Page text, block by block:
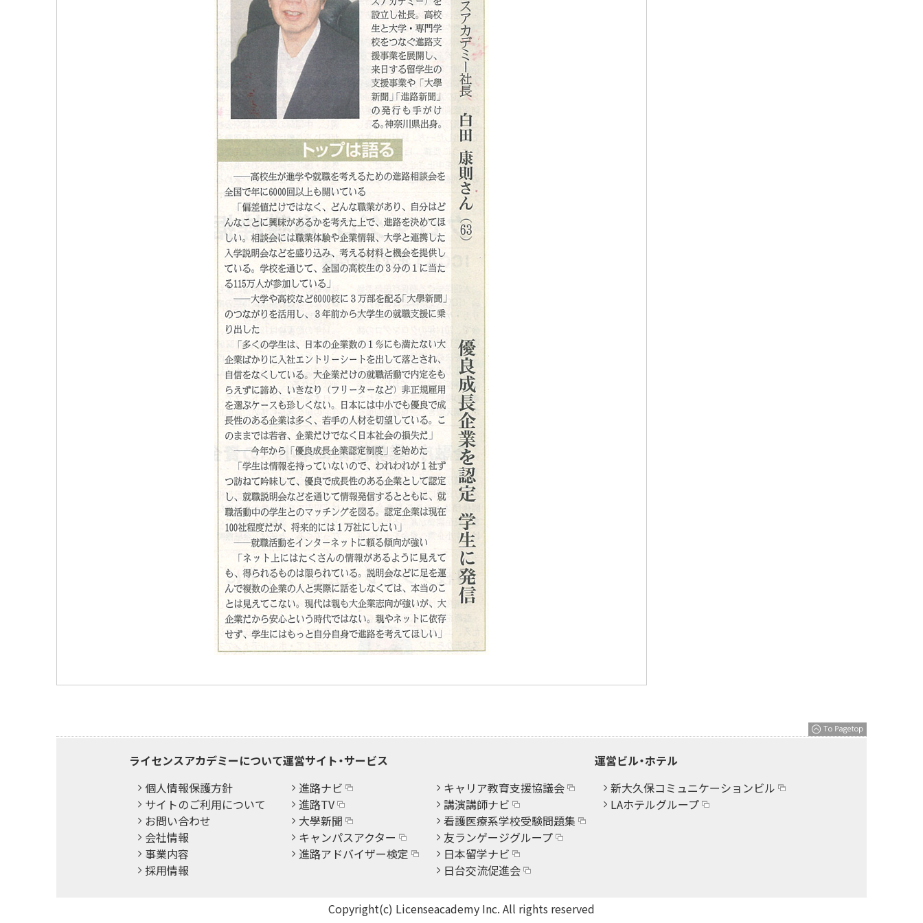
ライセンスアカデミーについて
個人情報保護方針
サイトのご利用について
お問い合わせ
会社情報
事業内容
採用情報
運営サイト・サービス
進路ナビ
進路TV
大學新聞
キャンパスアクター
進路アドバイザー検定
キャリア教育支援協議会
講演講師ナビ
看護医療系学校受験問題集
友ランゲージグループ
日本留学ナビ
日台交流促進会
運営ビル・ホテル
新大久保コミュニケーションビル
LAホテルグループ
Copyright(c) Licenseacademy Inc. All rights reserved